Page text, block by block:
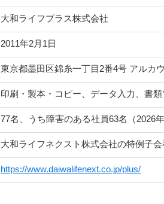
大和ライフプラス株式会社
2011年2月1日
東京都墨田区錦糸一丁目2番4号 アルカ
印刷・製本・コピー、データ入力、書
77名、うち障害のある社員63名（2026年
大和ライフネクスト株式会社の特例子会
https://www.daiwalifenext.co.jp/plus/